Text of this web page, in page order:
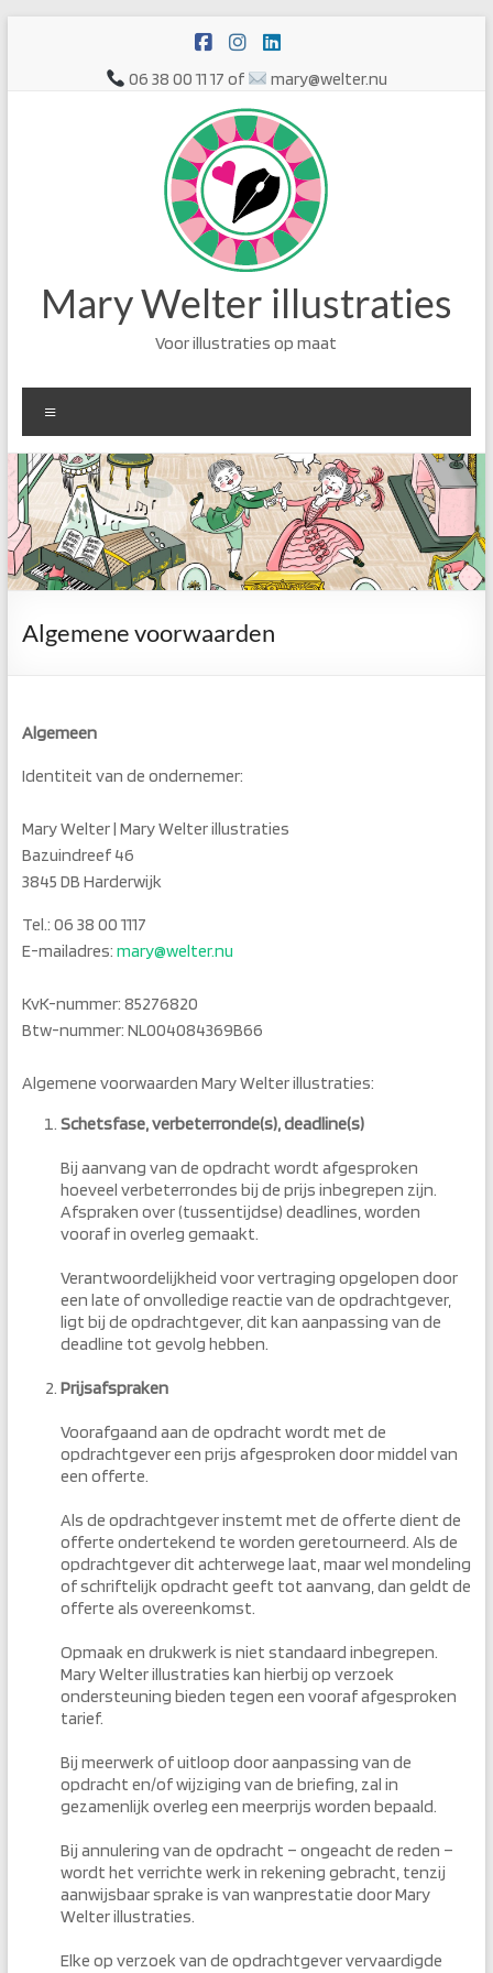
06 38 00 11 17 of mary@welter.nu
Mary Welter illustraties
Voor illustraties op maat
Algemene voorwaarden
Algemeen
Identiteit van de ondernemer:
Mary Welter | Mary Welter illustraties
Bazuindreef 46
3845 DB Harderwijk
Tel.: 06 38 00 1117
E-mailadres: mary@welter.nu
KvK-nummer: 85276820
Btw-nummer: NL004084369B66
Algemene voorwaarden Mary Welter illustraties:
Schetsfase, verbeterronde(s), deadline(s)
Bij aanvang van de opdracht wordt afgesproken
hoeveel verbeterrondes bij de prijs inbegrepen zijn.
Afspraken over (tussentijdse) deadlines, worden
vooraf in overleg gemaakt.
Verantwoordelijkheid voor vertraging opgelopen door
een late of onvolledige reactie van de opdrachtgever,
ligt bij de opdrachtgever, dit kan aanpassing van de
deadline tot gevolg hebben.
Prijsafspraken
Voorafgaand aan de opdracht wordt met de
opdrachtgever een prijs afgesproken door middel van
een offerte.
Als de opdrachtgever instemt met de offerte dient de
offerte ondertekend te worden geretourneerd. Als de
opdrachtgever dit achterwege laat, maar wel mondeling
of schriftelijk opdracht geeft tot aanvang, dan geldt de
offerte als overeenkomst.
Opmaak en drukwerk is niet standaard inbegrepen.
Mary Welter illustraties kan hierbij op verzoek
ondersteuning bieden tegen een vooraf afgesproken
tarief.
Bij meerwerk of uitloop door aanpassing van de
opdracht en/of wijziging van de briefing, zal in
gezamenlijk overleg een meerprijs worden bepaald.
Bij annulering van de opdracht – ongeacht de reden –
wordt het verrichte werk in rekening gebracht, tenzij
aanwijsbaar sprake is van wanprestatie door Mary
Welter illustraties.
Elke op verzoek van de opdrachtgever vervaardigde